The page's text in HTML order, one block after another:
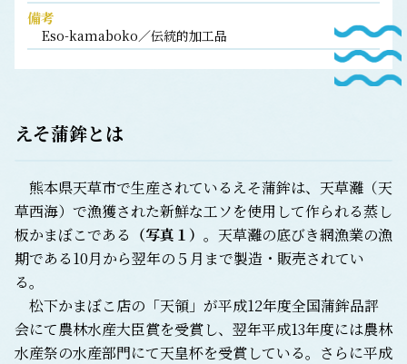
備考
Eso-kamaboko／伝統的加工品
えそ蒲鉾とは
熊本県天草市で生産されているえそ蒲鉾は、天草灘（天
草西海）で漁獲された新鮮な工ソを使用して作られる蒸し
板かまぼこである （写真１） 。天草灘の底びき網漁業の漁
期である10月から翌年の５月まで製造・販売されてい
る。
松下かまぼこ店の「天領」が平成12年度全国蒲鉾品評
会にて農林水産大臣賞を受賞し、翌年平成13年度には農林
水産祭の水産部門にて天皇杯を受賞している。さらに平成